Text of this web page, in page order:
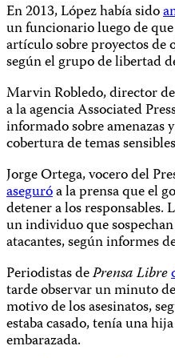
En 2013, López había sido
un funcionario luego de
artículo sobre proyectos de
según el grupo de libertad
Marvin Robledo, director
a la agencia Associated
informado sobre amenazas
cobertura de temas
Jorge Ortega, vocero del
aseguróa la prensa que el
detener a los responsables.
un individuo que
atacantes, según informes
Periodistas dePrensa Libre
tarde observar un minuto
motivo de los asesinatos,
estaba casado, tenía una
embarazada.